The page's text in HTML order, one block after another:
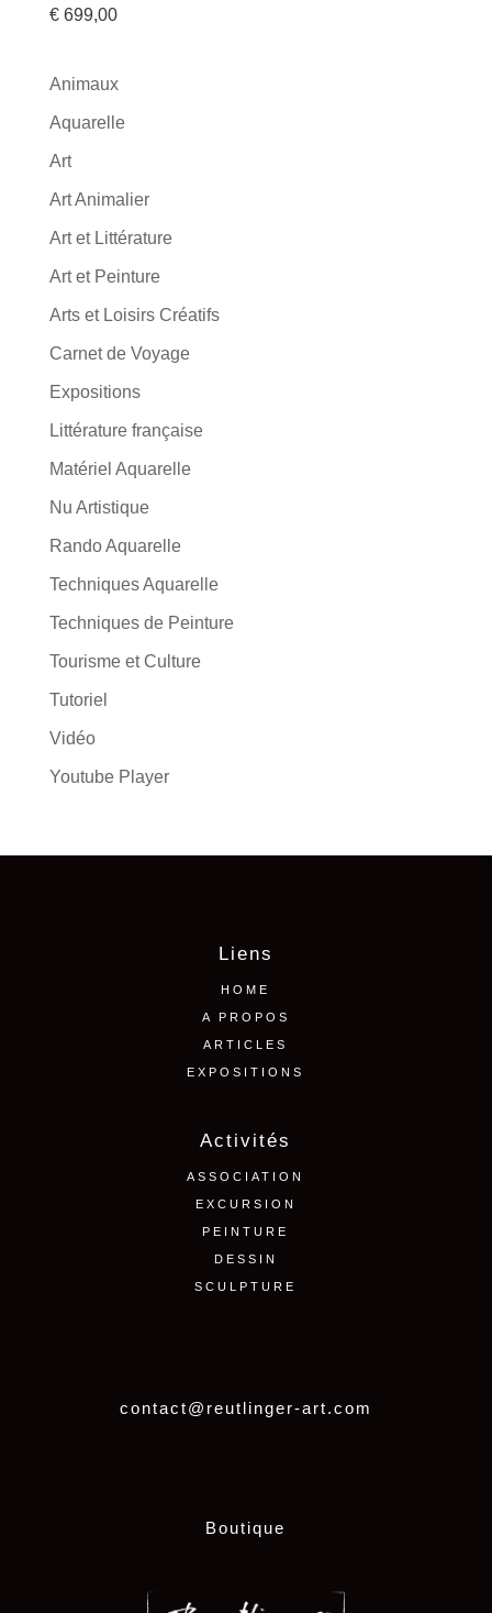
€699,00
Animaux
Aquarelle
Art
Art Animalier
Art et Littérature
Art et Peinture
Arts et Loisirs Créatifs
Carnet de Voyage
Expositions
Littérature française
Matériel Aquarelle
Nu Artistique
Rando Aquarelle
Techniques Aquarelle
Techniques de Peinture
Tourisme et Culture
Tutoriel
Vidéo
Youtube Player
Liens
HOME
A PROPOS
ARTICLES
EXPOSITIONS
Activités
ASSOCIATION
EXCURSION
PEINTURE
DESSIN
SCULPTURE
contact@reutlinger-art.com
Boutique